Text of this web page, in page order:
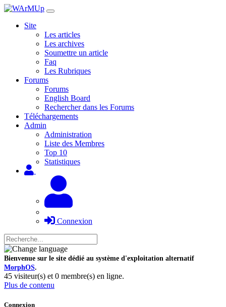
Site
Les articles
Les archives
Soumettre un article
Faq
Les Rubriques
Forums
Forums
English Board
Rechercher dans les Forums
Téléchargements
Admin
Administration
Liste des Membres
Top 10
Statistiques
Connexion
Bienvenue sur le site dédié au système d'exploitation alternatif
MorphOS.
45 visiteur(s) et 0 membre(s) en ligne.
Plus de contenu
Connexion